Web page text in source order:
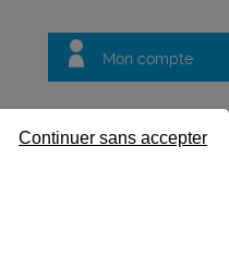
Mon compte
questions
Continuer sans accepter